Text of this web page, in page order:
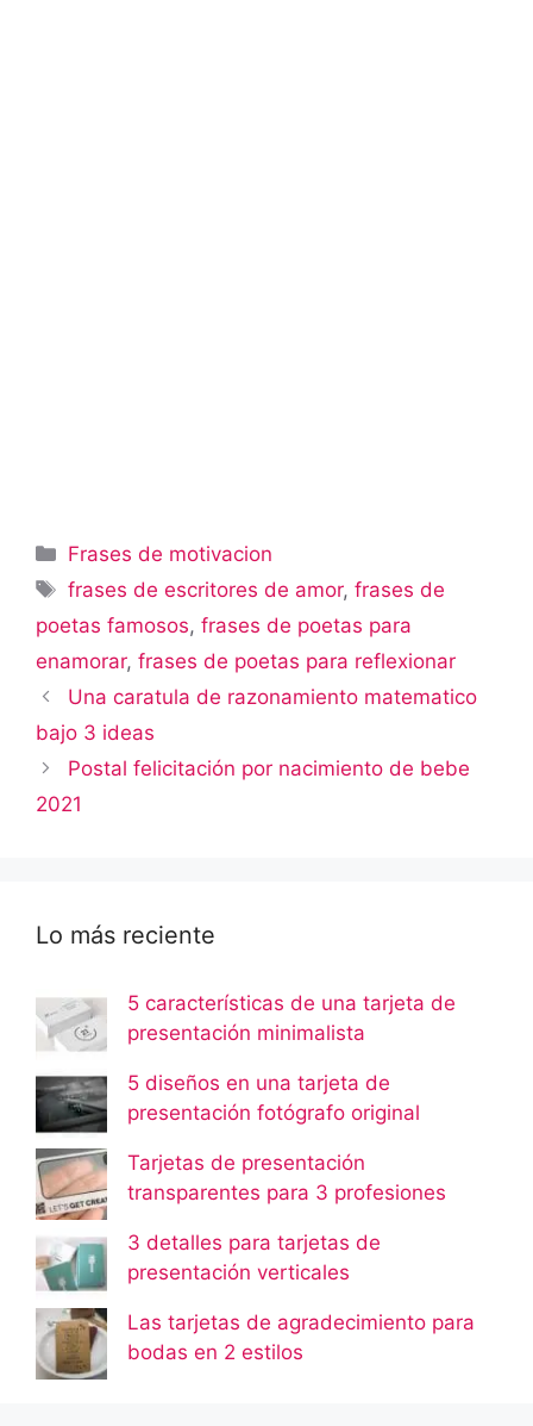
Categorías
Frases de motivacion
Etiquetas
frases de escritores de amor,frases de
poetas famosos, frases de poetas para
enamorar, frases de poetas para reflexionar
Una caratula de razonamiento matematico
bajo 3 ideas
Postal felicitación por nacimiento de bebe
2021
Lo más reciente
5 características de una tarjeta de
presentación minimalista
5 diseños en una tarjeta de
presentación fotógrafo original
Tarjetas de presentación
transparentes para 3 profesiones
3 detalles para tarjetas de
presentación verticales
Las tarjetas de agradecimiento para
bodas en 2 estilos